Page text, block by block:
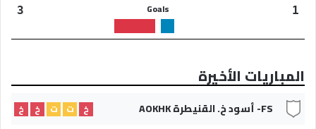
1
Goals
3
المباريات الأخيرة
FS- أسود خ. القنيطرة AOKHK خ ت ت خ
خ